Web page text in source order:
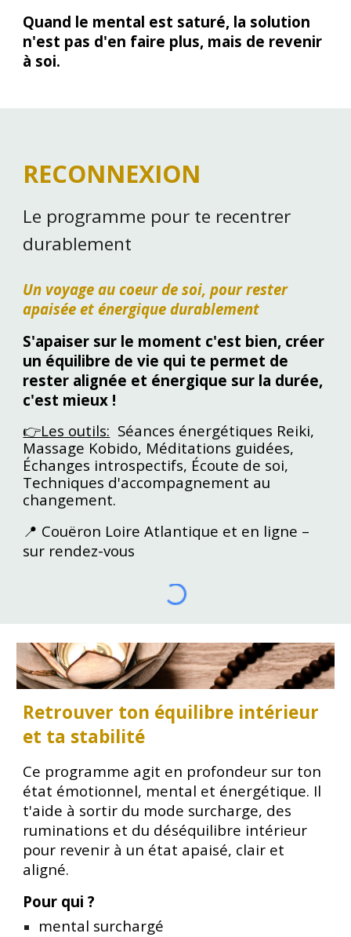
Quand le mental est saturé, la solution
n'est pas d'en faire plus, mais de revenir
à soi.
RECONNEXION
Le programme pour te recentrer
durablement
Un voyage au coeur de soi, pour rester
apaisée et énergique durablement
S'apaiser sur le moment c'est bien, créer
un équilibre de vie qui te permet de
rester alignée et énergique sur la durée,
c'est mieux !
👉Les outils: Séances énergétiques Reiki,
Massage Kobido, Méditations guidées,
Échanges introspectifs, Écoute de soi,
Techniques d'accompagnement au
changement.
📍 Couëron Loire Atlantique et en ligne –
sur rendez-vous
Retrouver ton équilibre intérieur
et ta stabilité
Ce programme agit en profondeur sur ton
état émotionnel, mental et énergétique. Il
t'aide à sortir du mode surcharge, des
ruminations et du déséquilibre intérieur
pour revenir à un état apaisé, clair et
aligné.
Pour qui ?
mental surchargé